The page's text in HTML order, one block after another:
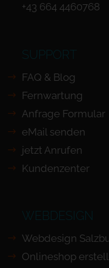
+43 664 4460768
SUPPORT
FAQ & Blog
Fernwartung
Anfrage Formular
eMail senden
jetzt Anrufen
Kundenzenter
WEBDESIGN
Webdesign
Onlineshop